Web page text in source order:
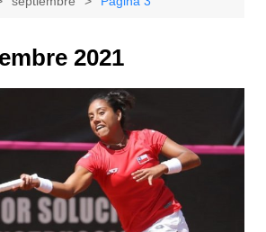
2021